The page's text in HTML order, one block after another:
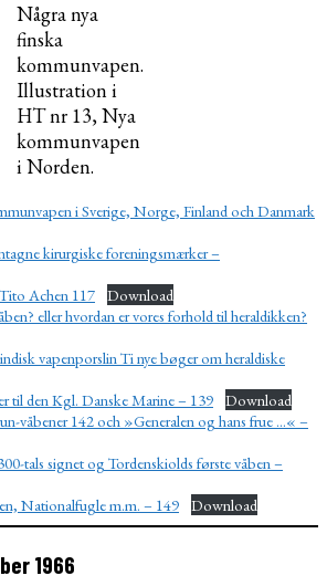
Några nya
finska
kommunvapen.
Illustration i
HT nr 13, Nya
kommunvapen
i Norden.
i Sverige, Norge, Finland och Danmark
kirurgiske foreningsmærker –
Achen 117 Download
eller hvordan er vores forhold til heraldikken?
vapenporslin Ti nye bøger om heraldiske
til den Kgl. Danske Marine – 139 Download
våbener 142 och »Generalen og hans frue …« –
tals signet og Tordenskiolds første våben –
Nationalfugle m.m. – 149 Download
1966